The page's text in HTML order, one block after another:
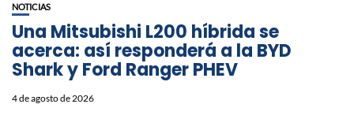
NOTICIAS
Una Mitsubishi L200 híbrida se
acerca: así responderá a la BYD
Shark y Ford Ranger PHEV
4 de agosto de 2026